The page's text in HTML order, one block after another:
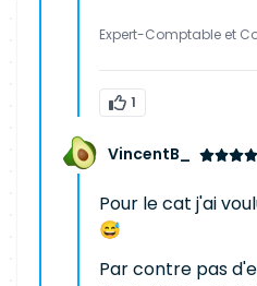
Expert-Comptable et
1
VincentB_
Pour le cat j'ai
😅
Par contre pas